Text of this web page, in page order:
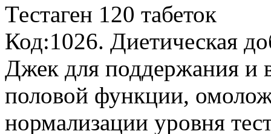
Тестаген 120 табеток
Код:1026. Диетическая
Джек для поддержания и
половой функции,
нормализации уровня